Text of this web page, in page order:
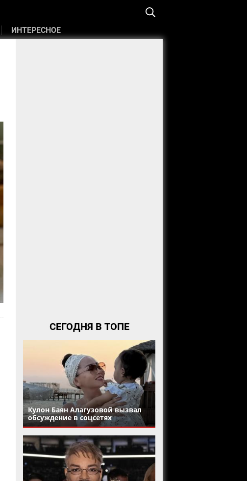
ИНТЕРЕСНОЕ
СЕГОДНЯ В ТОПЕ
Кулон Баян Алагузовой вызвал
обсуждение в соцсетях